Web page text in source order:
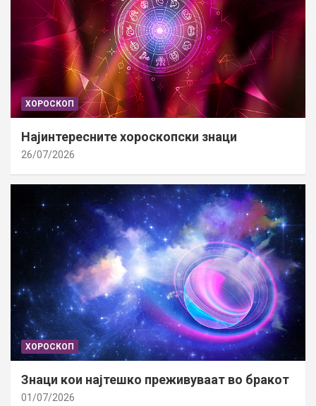
ХОРОСКОП
Најинтересните хороскопски знаци
26/07/2026
ХОРОСКОП
Знаци кои најтешко преживуваат во бракот
01/07/2026